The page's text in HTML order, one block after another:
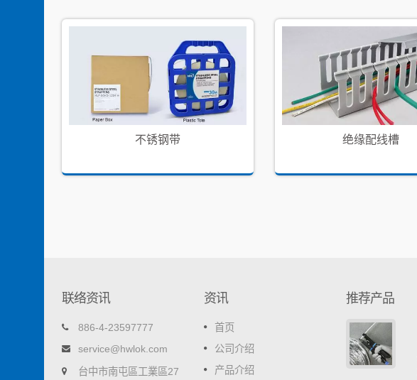
不锈钢带 绝缘配线槽
联络资讯
886-4-23597777
service@hwlok.com
台中市南屯區工業區27
资讯
首页
公司介绍
产品介绍
推荐产品
自黏式电线固定座
可快速、简易地固定电线，是线材整理好帮